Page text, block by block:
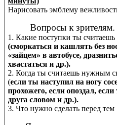
Нарисовать эмблему
Вопросы к зрителям.
1. Какие поступки ты
(сморкаться и кашлять без
«зайцем» в автобусе,
хвастаться и др.).
2. Когда ты считаешь нужным
(если ты наступил на ногу
прохожего, если опоздал,
друга словом и др.).
3. Что нужно сделать перед тем